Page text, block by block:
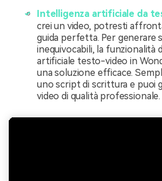
Intelligenza artificiale da
crei un video, potresti
guida perfetta. Per generare
inequivocabili, la funzionalità
artificiale testo-video in
una soluzione efficace.
uno script di scrittura e puoi
video di qualità professionale.